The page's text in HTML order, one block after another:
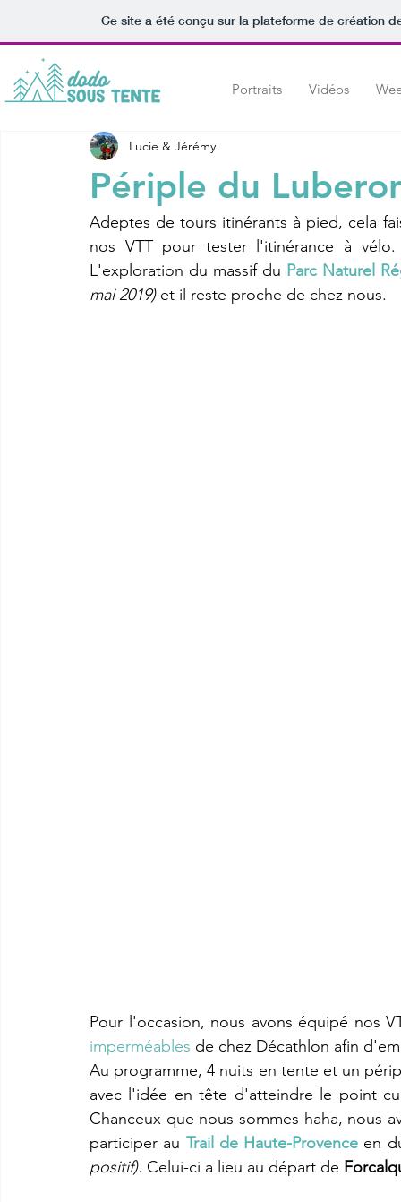
Ce site a été conçu sur la plateforme de création
Portraits Vidéos
Périple du
Lucie & Jérémy
Adeptes de tours itinérants à pied, cela
nos VTT pour tester l'itinérance à
L'exploration du massif du Parc Naturel
mai 2019) et il reste proche de chez nous.
Pour l'occasion, nous avons équipé nos
imperméables de chez Décathlon afin
Au programme, 4 nuits en tente et un
avec l'idée en tête d'atteindre le point
Chanceux que nous sommes haha, nous
participer au Trail de Haute-Provence en
positif). Celui-ci a lieu au départ de